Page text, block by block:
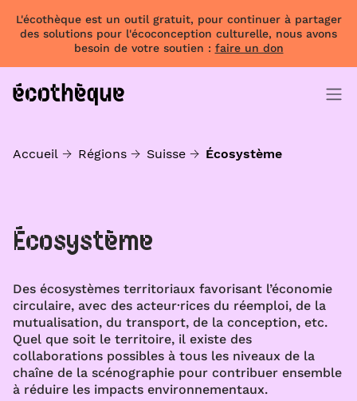
L'écothèque est un outil gratuit, pour continuer à partager
des solutions pour l'écoconception culturelle, nous avons
besoin de votre soutien : faire un don
Accueil Régions Suisse Écosystème
Écosystème
Des écosystèmes territoriaux favorisant l’économie
circulaire, avec des acteur·rices du réemploi, de la
mutualisation, du transport, de la conception, etc.
Quel que soit le territoire, il existe des
collaborations possibles à tous les niveaux de la
chaîne de la scénographie pour contribuer ensemble
à réduire les impacts environnementaux.